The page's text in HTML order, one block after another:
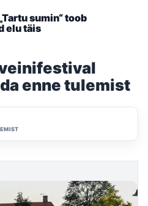
sumin“ toob
elu täis
enne tulemist